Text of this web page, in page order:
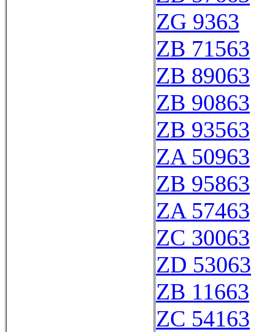
ZG 9363
ZB 71563
ZB 89063
ZB 90863
ZB 93563
ZA 50963
ZB 95863
ZA 57463
ZC 30063
ZD 53063
ZB 11663
ZC 54163